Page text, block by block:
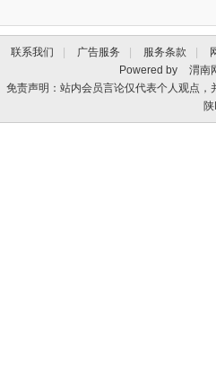
联系我们 广告服务 服务条款
Powered by
渭南
免责声明：站内会员言论仅代表个人观点